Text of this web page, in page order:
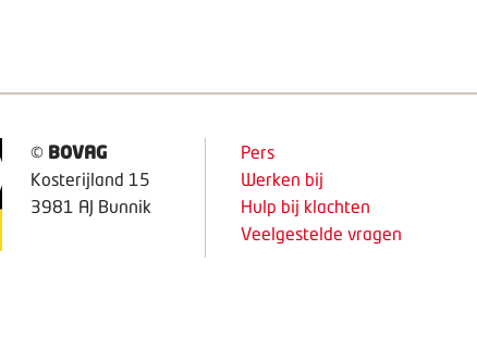
© BOVAG
Kosterijland 15
3981 AJ Bunnik
Pers
Werken bij
Hulp bij klachten
Veelgestelde vragen